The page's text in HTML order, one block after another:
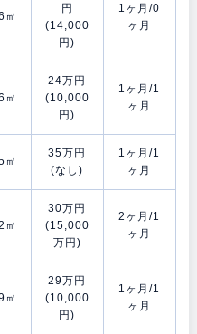
㎡
円
(14,000
円)
1ヶ月/0
ヶ月
㎡
24万円
(10,000
円)
1ヶ月/1
ヶ月
㎡
35万円
(なし)
1ヶ月/1
ヶ月
㎡
30万円
(15,000
万円)
2ヶ月/1
ヶ月
㎡
29万円
(10,000
円)
1ヶ月/1
ヶ月